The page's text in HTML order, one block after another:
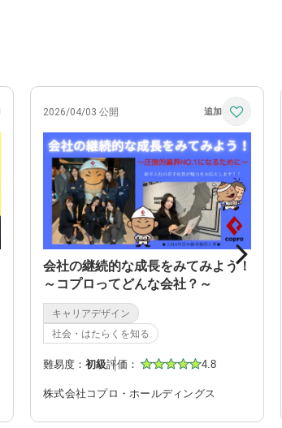
2026/04/03 公開
会社の継続的な成長をみてみよう！
～コプロってどんな会社？～
キャリアデザイン
社会・はたらくを知る
難易度： 初級評価： 4.8
株式会社コプロ・ホールディングス